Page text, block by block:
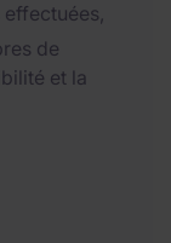
de
et la